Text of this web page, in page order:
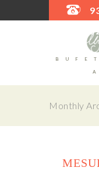
Monthly